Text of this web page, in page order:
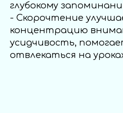
глубокому
- Скорочтение
концентрацию
усидчивость,
отвлекаться на